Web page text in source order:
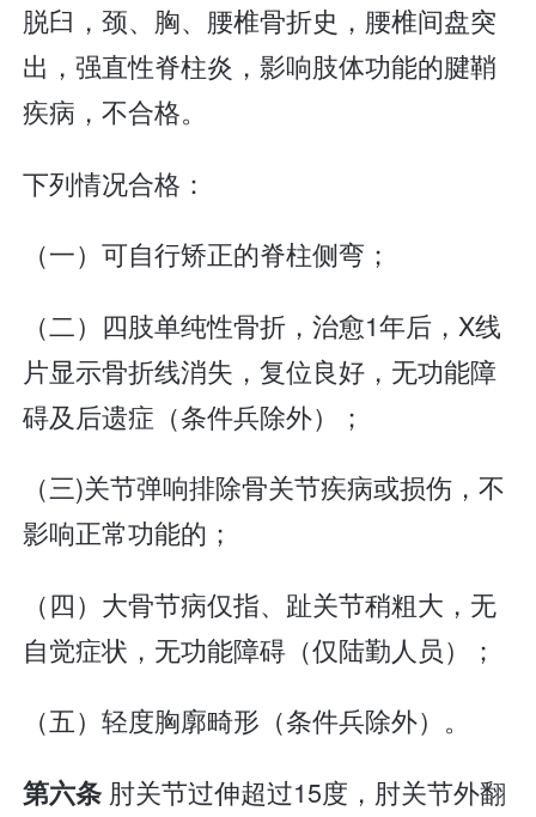
脱臼，颈、胸、腰椎骨折史，腰椎间盘突
出，强直性脊柱炎，影响肢体功能的腱鞘
疾病，不合格。
下列情况合格：
（一）可自行矫正的脊柱侧弯；
（二）四肢单纯性骨折，治愈1年后，X线
片显示骨折线消失，复位良好，无功能障
碍及后遗症（条件兵除外）；
（三)关节弹响排除骨关节疾病或损伤，不
影响正常功能的；
（四）大骨节病仅指、趾关节稍粗大，无
自觉症状，无功能障碍（仅陆勤人员）；
（五）轻度胸廓畸形（条件兵除外）。
第六条 肘关节过伸超过15度，肘关节外翻